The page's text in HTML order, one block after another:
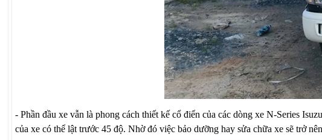
- Phần đầu xe vẫn là phong cách thiết kế cổ điển của các dòng xe N-Series
của xe có thể lật trước 45 độ. Nhờ đó việc bảo dưỡng hay sửa chữa xe sẽ trở